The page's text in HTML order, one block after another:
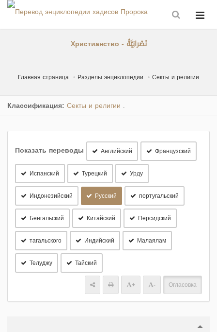
Христианство - نَصْرانِيَّةُ
Главная страница Разделы энциклопедии Секты и религии
Классификация: Секты и религии
Показать переводы Английский Французский
Испанский Турецкий Урду
Индонезийский Русский португальский
Бенгальский Китайский Персидский
тагальского Индийский Малаялам
Телуджу Тайский
+ - Огласовка